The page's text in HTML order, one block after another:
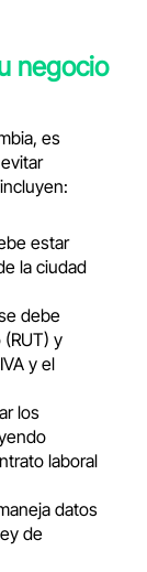
negocio
es
estar
la ciudad
debe
y
y el
los
laboral
datos
de